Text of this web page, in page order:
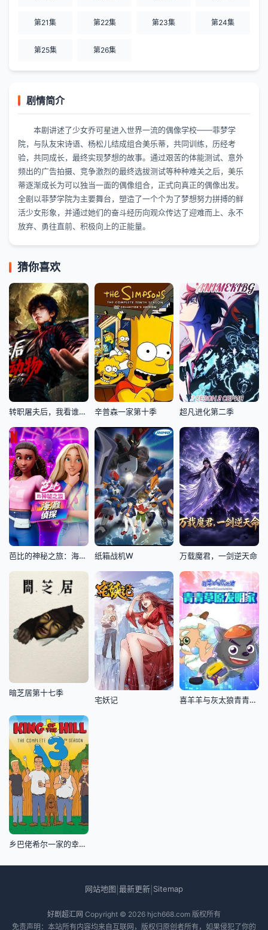
第21集 第22集 第23集 第24集
第25集 第26集
剧情简介
本剧讲述了少女乔可星进入世界一流的偶像学校——菲梦学
院，与队友宋诗语、杨松儿结成组合美乐蒂，共同训练，历经考
验，共同成长，最终实现梦想的故事。通过艰苦的体能测试、意外
频出的广告拍摄、竞争激烈的最终选拔测试等种种难关之后，美乐
蒂逐渐成长为可以独当一面的偶像组合，正式向真正的偶像出发。
全剧以菲梦学院为主要舞台，塑造了一个个为了梦想努力拼搏的鲜
活少女形象，并通过她们的奋斗经历向观众传达了迎难而上、永不
放弃、勇往直前、积极向上的正能量。
猜你喜欢
转职屠夫后，我看谁都是动物 辛普森一家第十季 超凡进化第二季
芭比的神秘之旅：海滩探案集国语版 纸箱战机W 万载魔君，一剑逆天命
暗芝居第十七季
宅妖记 喜羊羊与灰太狼青青草原发明家
乡巴佬希尔一家的幸福生活第十三季
网站地图 最新更新 Sitemap
好剧超汇网 Copyright © 2026 hjch668.com 版权所有
免责声明：本站所有内容均来自互联网，版权归原创者所有，如果侵犯了你的